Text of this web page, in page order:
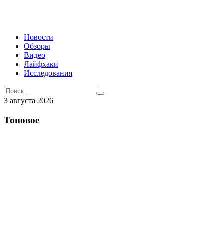
Новости
Обзоры
Видео
Лайфхаки
Исследования
3 августа 2026
Топовое